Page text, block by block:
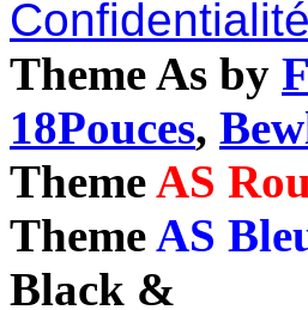
Confidentialité
Theme As by
18Pouces,
ThemeAS
ThemeAS
Black &